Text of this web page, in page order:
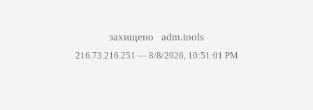
захищено adm.tools
216.73.216.251 — 8/8/2026, 10:51:01 PM